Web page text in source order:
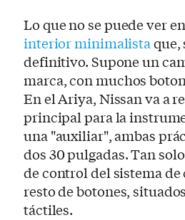
Lo que no se puede ver
interior minimalistaque,
definitivo. Supone un
marca, con muchos
En el Ariya, Nissan va a
principal para la
una "auxiliar", ambas
dos 30 pulgadas. Tan
de control del sistema
resto de botones,
táctiles.